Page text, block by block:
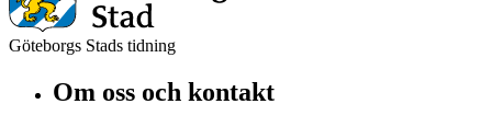
Göteborgs Stads tidning
Om oss och kontakt